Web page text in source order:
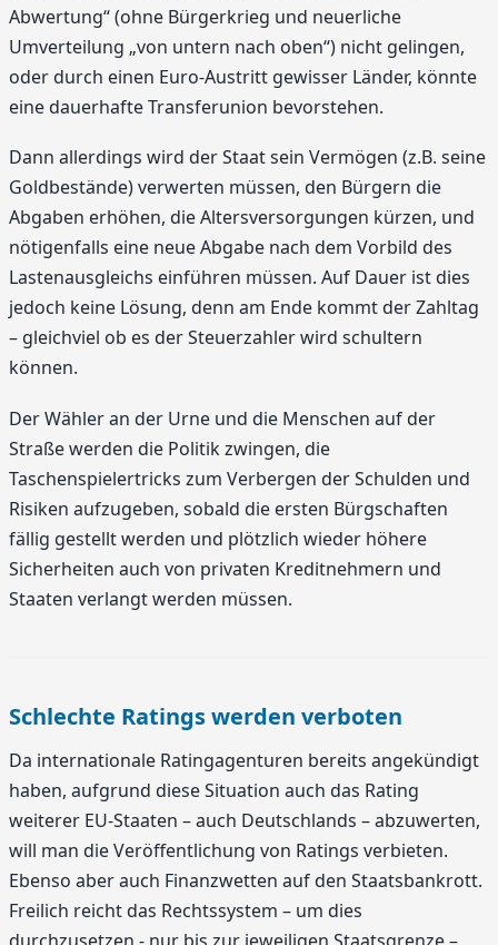
Abwertung“ (ohne Bürgerkrieg und neuerliche
Umverteilung „von untern nach oben“) nicht gelingen,
oder durch einen Euro-Austritt gewisser Länder, könnte
eine dauerhafte Transferunion bevorstehen.
Dann allerdings wird der Staat sein Vermögen (z.B. seine
Goldbestände) verwerten müssen, den Bürgern die
Abgaben erhöhen, die Altersversorgungen kürzen, und
nötigenfalls eine neue Abgabe nach dem Vorbild des
Lastenausgleichs einführen müssen. Auf Dauer ist dies
jedoch keine Lösung, denn am Ende kommt der Zahltag
– gleichviel ob es der Steuerzahler wird schultern
können.
Der Wähler an der Urne und die Menschen auf der
Straße werden die Politik zwingen, die
Taschenspielertricks zum Verbergen der Schulden und
Risiken aufzugeben, sobald die ersten Bürgschaften
fällig gestellt werden und plötzlich wieder höhere
Sicherheiten auch von privaten Kreditnehmern und
Staaten verlangt werden müssen.
Schlechte Ratings werden verboten
Da internationale Ratingagenturen bereits angekündigt
haben, aufgrund diese Situation auch das Rating
weiterer EU-Staaten – auch Deutschlands – abzuwerten,
will man die Veröffentlichung von Ratings verbieten.
Ebenso aber auch Finanzwetten auf den Staatsbankrott.
Freilich reicht das Rechtssystem – um dies